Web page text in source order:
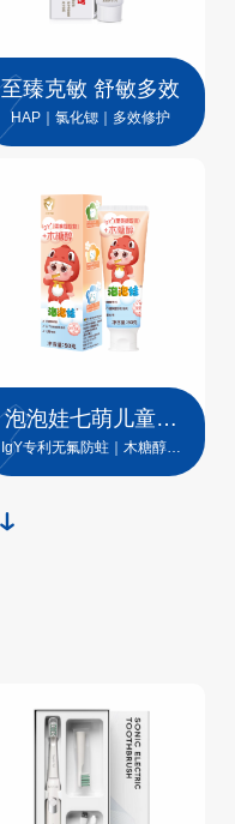
至臻克敏 舒敏多效
HAP｜氯化锶｜多效修护
泡泡娃七萌儿童牙
膏
IgY专利无氟防蛀｜木糖醇｜